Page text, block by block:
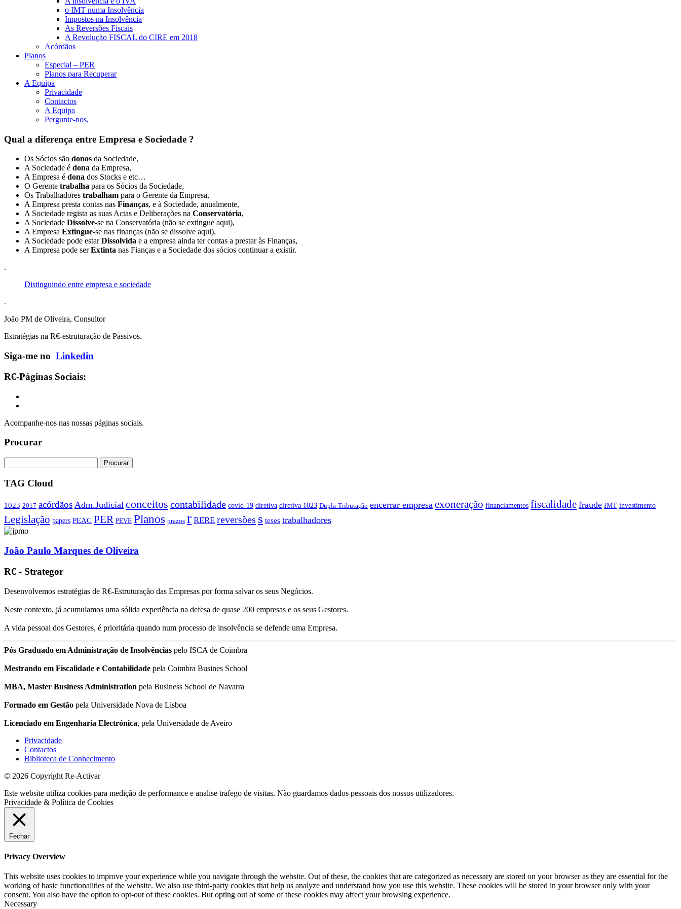
o IMT numa Insolvência
Impostos na Insolvência
As Reversões Fiscais
A Revolução FISCAL do CIRE em 2018
Acórdãos
Planos
Especial – PER
Planos para Recuperar
A Equipa
Privacidade
Contactos
A Equipa
Pergunte-nos,
Qual a diferença entre Empresa e Sociedade ?
Os Sócios são donos da Sociedade,
A Sociedade é dona da Empresa,
A Empresa é dona dos Stocks e etc…
O Gerente trabalha para os Sócios da Sociedade,
Os Trabalhadores trabalham para o Gerente da Empresa,
A Empresa presta contas nas Finanças, e à Sociedade, anualmente,
A Sociedade regista as suas Actas e Deliberações na Conservatória,
A Sociedade Dissolve-se na Conservatória (não se extingue aqui),
A Empresa Extingue-se nas finanças (não se dissolve aqui),
A Sociedade pode estarDissolvida e a empresa ainda ter contas a prestar às Finanças,
A Empresa pode serExtinta nas Fianças e a Sociedade dos sócios continuar a existir.
.
Distinguindo entre empresa e sociedade
.
João PM de Oliveira, Consultor
Estratégias na R€-estruturação de Passivos.
Siga-me no Linkedin
R€-Páginas Sociais:
Acompanhe-nos nas nossas páginas sociais.
Procurar
TAG Cloud
1023 2017 acórdãos Adm.Judicial conceitos contabilidade covid-19 diretiva diretiva 1023 Dupla-Tributação encerrar empresa exoneração financiamentos fiscalidade fraude IMT investimento
Legislação papers PEAC PER PEVE Planos prazos r RERE reversões s teses trabalhadores
João Paulo Marques de Oliveira
R€ - Strategor
Desenvolvemos estratégias de R€-Estruturação das Empresas por forma salvar os seus Negócios.
Neste contexto, já acumulamos uma sólida experiência na defesa de quase 200 empresas e os seus Gestores.
A vida pessoal dos Gestores, é prioritária quando num processo de insolvência se defende uma Empresa.
Pós Graduado em Administração de Insolvências pelo ISCA de Coimbra
Mestrando em Fiscalidade e Contabilidade pela Coimbra Busines School
MBA, Master Business Administration pela Business School de Navarra
Formado em Gestão pela Universidade Nova de Lisboa
Licenciado em Engenharia Electrónica, pela Universidade de Aveiro
Privacidade
Contactos
Biblioteca de Conhecimento
© 2026 Copyright Re-Activar
Este website utiliza cookies para medição de performance e analise trafego de visitas. Não guardamos dados pessoais dos nossos utilizadores.
Privacidade & Política de Cookies
Fechar
Privacy Overview
This website uses cookies to improve your experience while you navigate through the website. Out of these, the cookies that are categorized as necessary are stored on your browser as they are essential for the
working of basic functionalities of the website. We also use third-party cookies that help us analyze and understand how you use this website. These cookies will be stored in your browser only with your
consent. You also have the option to opt-out of these cookies. But opting out of some of these cookies may affect your browsing experience.
Necessary